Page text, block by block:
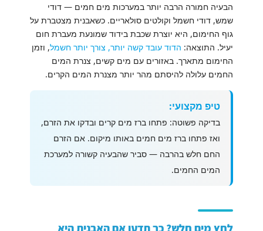
הבעיה חמורה הרבה יותר במערכות מים חמים — דודי
שמש, דודי חשמל וקולטים סולאריים. כשאבנית מצטברת על
גוף החימום, היא יוצרת שכבת בידוד שמונעת מעברת חום
יעיל. התוצאה: הדוד עובד קשה יותר, צורך יותר חשמל, וזמן
החימום מתארך. באזורים עם מים קשים, צנרת המים
החמים עלולה להיסתם מהר יותר מצנרת המים הקרים.
טיפ מקצועי:
בדיקה פשוטה: פתחו ברז מים קרים ובדקו את הזרם,
ואז פתחו ברז מים חמים באותו מיקום. אם הזרם
החם חלש בהרבה — סביר שהבעיה קשורה למערכת
המים החמים.